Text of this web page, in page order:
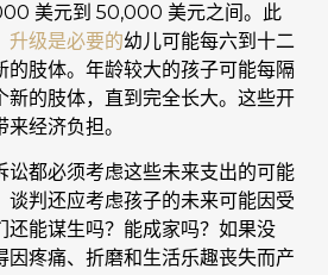
美元到 50,000 美元之间。此
升级是必要的幼儿可能每六到十二
的肢体。年龄较大的孩子可能每隔
新的肢体，直到完全长大。这些开
经济负担。
讼都必须考虑这些未来支出的可能
谈判还应考虑孩子的未来可能因受
还能谋生吗？能成家吗？如果没
因疼痛、折磨和生活乐趣丧失而产